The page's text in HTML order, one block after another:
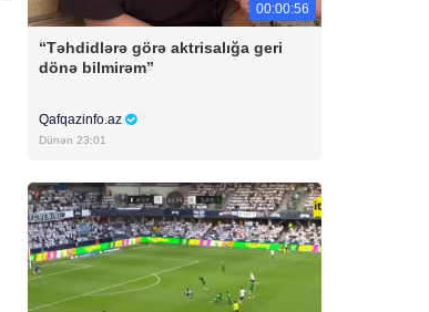
00:00:56
“Təhdidlərə görə aktrisalığa geri
dönə bilmirəm”
Qafqazinfo.az
Dünən 23:01